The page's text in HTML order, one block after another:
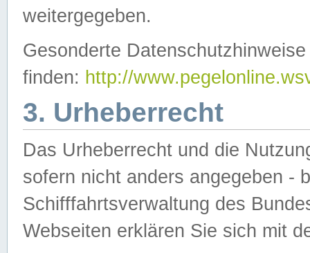
weitergegeben.
Gesonderte
finden: http://
3. Urheberrecht
Das Urheberrecht und die
sofern nicht anders angegeben -
Schifffahrtsverwaltung des
Webseiten erklären Sie sich mit